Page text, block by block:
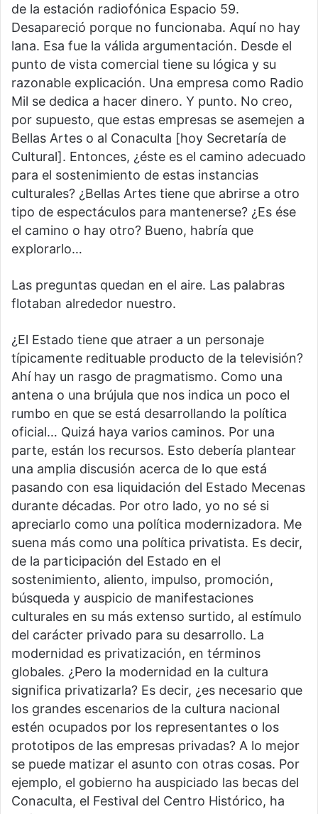
de la estación radiofónica Espacio 59.
Desapareció porque no funcionaba. Aquí no hay
lana. Esa fue la válida argumentación. Desde el
punto de vista comercial tiene su lógica y su
razonable explicación. Una empresa como Radio
Mil se dedica a hacer dinero. Y punto. No creo,
por supuesto, que estas empresas se asemejen a
Bellas Artes o al Conaculta [hoy Secretaría de
Cultural]. Entonces, ¿éste es el camino adecuado
para el sostenimiento de estas instancias
culturales? ¿Bellas Artes tiene que abrirse a otro
tipo de espectáculos para mantenerse? ¿Es ése
el camino o hay otro? Bueno, habría que
explorarlo…
Las preguntas quedan en el aire. Las palabras
flotaban alrededor nuestro.
¿El Estado tiene que atraer a un personaje
típicamente redituable producto de la televisión?
Ahí hay un rasgo de pragmatismo. Como una
antena o una brújula que nos indica un poco el
rumbo en que se está desarrollando la política
oficial… Quizá haya varios caminos. Por una
parte, están los recursos. Esto debería plantear
una amplia discusión acerca de lo que está
pasando con esa liquidación del Estado Mecenas
durante décadas. Por otro lado, yo no sé si
apreciarlo como una política modernizadora. Me
suena más como una política privatista. Es decir,
de la participación del Estado en el
sostenimiento, aliento, impulso, promoción,
búsqueda y auspicio de manifestaciones
culturales en su más extenso surtido, al estímulo
del carácter privado para su desarrollo. La
modernidad es privatización, en términos
globales. ¿Pero la modernidad en la cultura
significa privatizarla? Es decir, ¿es necesario que
los grandes escenarios de la cultura nacional
estén ocupados por los representantes o los
prototipos de las empresas privadas? A lo mejor
se puede matizar el asunto con otras cosas. Por
ejemplo, el gobierno ha auspiciado las becas del
Conaculta, el Festival del Centro Histórico, ha